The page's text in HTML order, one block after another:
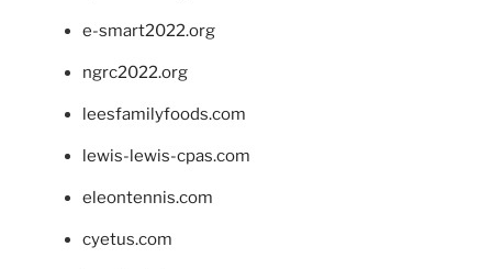
e-smart2022.org
ngrc2022.org
leesfamilyfoods.com
lewis-lewis-cpas.com
eleontennis.com
cyetus.com